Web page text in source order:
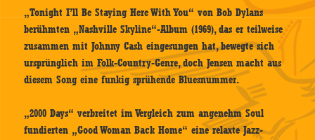
„Tonight I’ll Be Staying Here With You“ von Bob Dylans
berühmten „Nashville Skyline“-Album (1969), das er teilweise
zusammen mit Johnny Cash eingesungen hat, bewegte sich
ursprünglich im Folk-Country-Genre, doch Jensen macht aus
diesem Song eine funkig sprühende Bluesnummer.
„2000 Days“ verbreitet im Vergleich zum angenehm Soul
fundierten „Good Woman Back Home“ eine relaxte Jazz-